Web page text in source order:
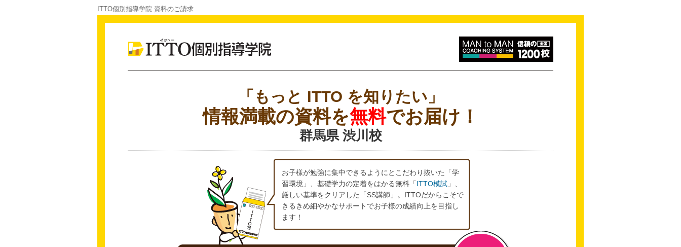
ITTO個別指導学院 資料のご請求
「もっと ITTO を知りたい」
情報満載の資料を無料でお届け！
群馬県 渋川校
お子様が勉強に集中できるようにとこだわり抜いた「学
習環境」、基礎学力の定着をはかる無料「ITTO模試 」、
厳しい基準をクリアした「SS講師」。ITTOだからこそで
きるきめ細やかなサポートでお子様の成績向上を目指し
ます！